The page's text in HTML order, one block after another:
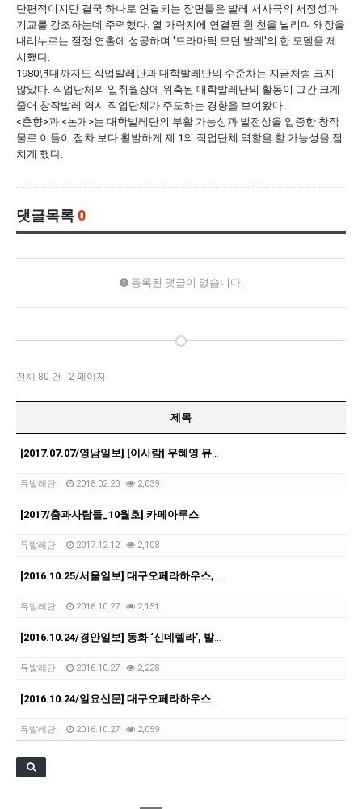
단편적이지만 결국 하나로 연결되는 장면들은 발레 서사극의 서정성과
기교를 강조하는데 주력했다. 열 가락지에 연결된 흰 천을 날리며 왜장을
내리누르는 절정 연출에 성공하며 '드라마틱 모던 발레'의 한 모델을 제
시했다.
1980년대까지도 직업발레단과 대학발레단의 수준차는 지금처럼 크지
않았다. 직업단체의 일취월장에 위축된 대학발레단의 활동이 그간 크게
줄어 창작발레 역시 직업단체가 주도하는 경향을 보여왔다.
<춘향>과 <논개>는 대학발레단의 부활 가능성과 발전상을 입증한 창작
물로 이들이 점차 보다 활발하게 제 1의 직업단체 역할을 할 가능성을 점
치게 했다.
댓글목록 0
등록된 댓글이 없습니다.
전체 80 건 - 2 페이지
제목
[2017.07.07/영남일보] [이사람] 우혜영 뮤발레컴퍼니 대표
뮤발레단 2018.02.20 2,039
[2017/춤과사람들_10월호] 카페아루스
뮤발레단 2017.12.12 2,108
[2016.10.25/서울일보] 대구오페라하우스, 드라마틱 발레 ‘신데렐라’
뮤발레단 2016.10.27 2,151
[2016.10.24/경안일보] 동화 ‘신데렐라’, 발레로 관객과 만난다
뮤발레단 2016.10.27 2,228
[2016.10.24/일요신문] 대구오페라하우스 '발레 신데렐라' 다음달 12일 공연
뮤발레단 2016.10.27 2,059